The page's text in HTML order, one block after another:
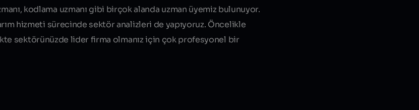
kodlama uzmanı gibi birçok alanda uzman üyemiz bulunuyor.
hizmeti sürecinde sektör analizleri de yapıyoruz. Öncelikle
sektörünüzde lider firma olmanız için çok profesyonel bir